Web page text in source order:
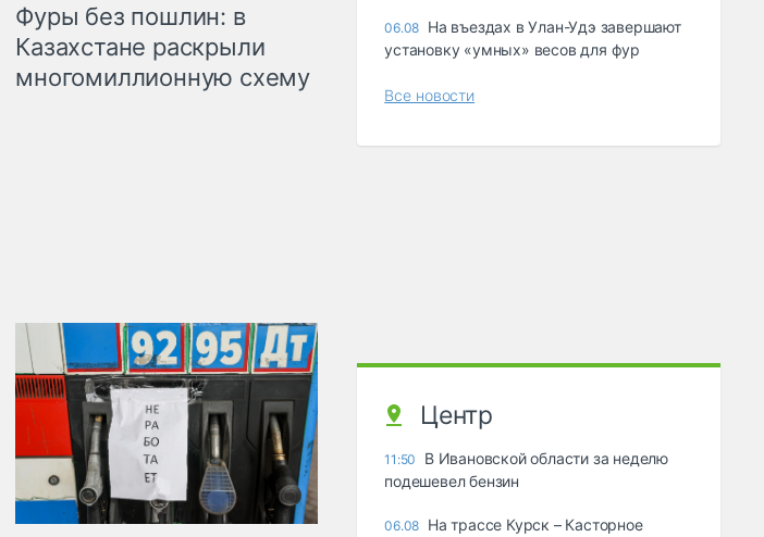
Фуры без пошлин: в
Казахстане раскрыли
многомиллионную схему
06.08 Ha въeздax в Улaн-Удэ зaвepшaют
ycтaнoвкy «yмныx» вecoв для фyp
Все новости
Центр
11:50
В Ивановской области за неделю
подешевел бензин
06.08 На трассе Курск – Касторное